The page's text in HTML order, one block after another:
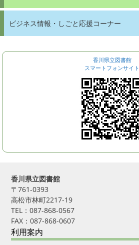
ビジネス情報・しごと応援コーナー
香川県立図書館
スマートフォンサイト
香川県立図書館
〒761-0393
高松市林町2217-19
TEL：087-868-0567
FAX：087-868-0607
利用案内